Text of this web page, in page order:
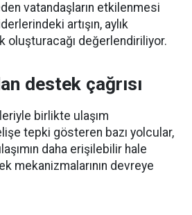
vatandaşların etkilenmesi
artışın, aylık
oluşturacağı değerlendiriliyor.
destek çağrısı
birlikte ulaşım
tepki gösteren bazı yolcular,
daha erişilebilir hale
mekanizmalarının devreye